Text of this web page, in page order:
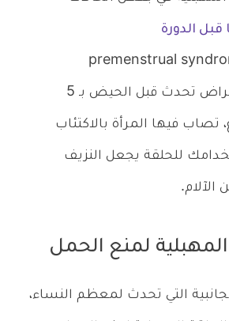
قبل الدورة
(premenstrual
(PMS، وهي أعراض تحدث قبل الحيض بـ 5
تصاب فيها المرأة بالاكتئاب
للحلقة يجعل النزيف
لمنع الحمل
التي تحدث لمعظم النساء،